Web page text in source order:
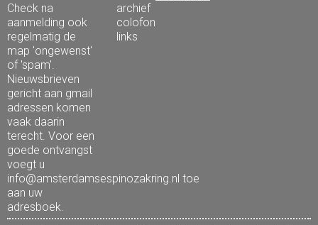
Check na
aanmelding ook
regelmatig de
map 'ongewenst'
of 'spam'.
Nieuwsbrieven
gericht aan gmail
adressen komen
vaak daarin
terecht. Voor een
goede ontvangst
voegt u
info@amsterdamsespinozakring.nl toe
aan uw
adresboek.
archief
colofon
links